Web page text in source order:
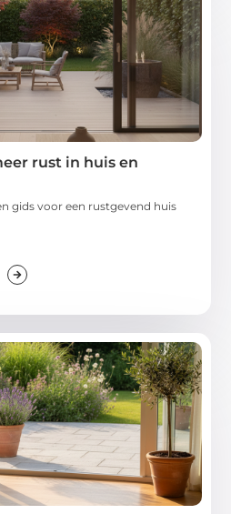
rust in huis en
gids voor een rustgevend huis